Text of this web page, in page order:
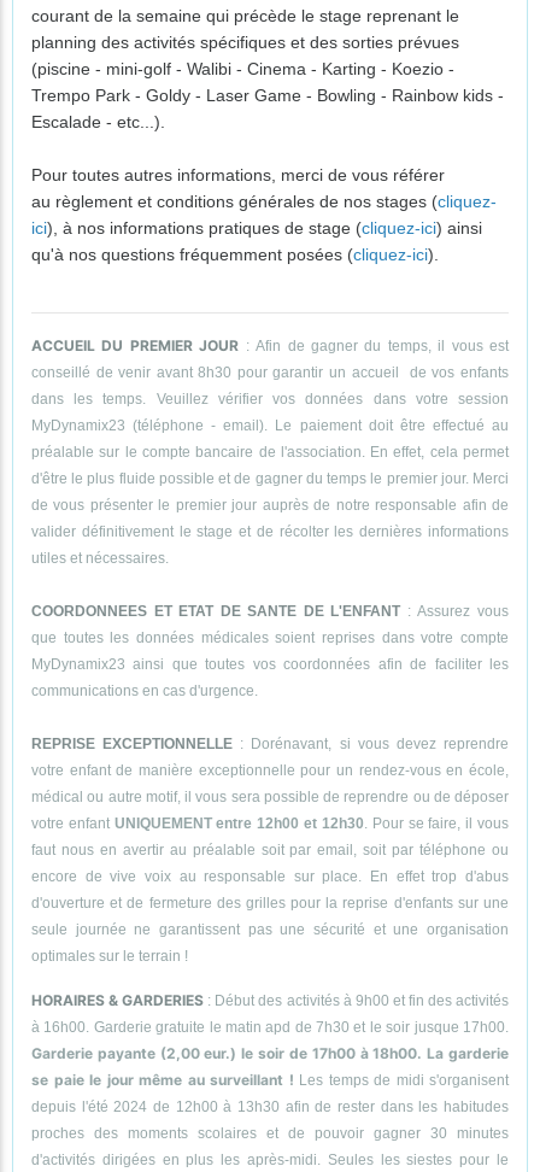
courant de la semaine qui précède le stage reprenant le
planning des activités spécifiques et des sorties prévues
(piscine - mini-golf - Walibi - Cinema - Karting - Koezio -
Trempo Park - Goldy - Laser Game - Bowling - Rainbow kids -
Escalade - etc...).
Pour toutes autres informations, merci de vous référer
au règlement et conditions générales de nos stages (cliquez-
ici), à nos informations pratiques de stage (cliquez-ici) ainsi
qu'à nos questions fréquemment posées (cliquez-ici).
ACCUEIL DU PREMIER JOUR : Afin de gagner du temps, il vous est
conseillé de venir avant 8h30 pour garantir un accueil de vos enfants
dans les temps. Veuillez vérifier vos données dans votre session
MyDynamix23 (téléphone - email). Le paiement doit être effectué au
préalable sur le compte bancaire de l'association. En effet, cela permet
d'être le plus fluide possible et de gagner du temps le premier jour. Merci
de vous présenter le premier jour auprès de notre responsable afin de
valider définitivement le stage et de récolter les dernières informations
utiles et nécessaires.
COORDONNEES ET ETAT DE SANTE DE L'ENFANT: Assurez vous
que toutes les données médicales soient reprises dans votre compte
MyDynamix23 ainsi que toutes vos coordonnées afin de faciliter les
communications en cas d'urgence.
REPRISE EXCEPTIONNELLE : Dorénavant, si vous devez reprendre
votre enfant de manière exceptionnelle pour un rendez-vous en école,
médical ou autre motif, il vous sera possible de reprendre ou de déposer
votre enfant UNIQUEMENT entre 12h00 et 12h30. Pour se faire, il vous
faut nous en avertir au préalable soit par email, soit par téléphone ou
encore de vive voix au responsable sur place. En effet trop d'abus
d'ouverture et de fermeture des grilles pour la reprise d'enfants sur une
seule journée ne garantissent pas une sécurité et une organisation
optimales sur le terrain !
HORAIRES & GARDERIES : Début des activités à 9h00 et fin des activités
à 16h00. Garderie gratuite le matin apd de 7h30 et le soir jusque 17h00.
Garderie payante (2,00 eur.) le soir de 17h00 à 18h00. La garderie
se paie le jour même au surveillant ! Les temps de midi s'organisent
depuis l'été 2024 de 12h00 à 13h30 afin de rester dans les habitudes
proches des moments scolaires et de pouvoir gagner 30 minutes
d'activités dirigées en plus les après-midi. Seules les siestes pour le